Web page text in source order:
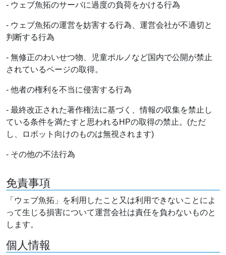
- ウェブ魚拓のサーバに過度の負荷をかける行為
- ウェブ魚拓の運営を妨害する行為、運営会社が不適切と
判断する行為
- 無修正のわいせつ物、児童ポルノなど国内で公開が禁止
されているページの取得。
- 他者の権利を不当に侵害する行為
- 最終改正された著作権法に基づく、情報の収集を禁止し
ている条件を満たすと思われるHPの取得の禁止。(ただ
し、ロボット向けのものは無視されます)
- その他の不法行為
免責事項
「ウェブ魚拓」を利用したこと又は利用できないことによ
って生じる損害について運営会社は責任を負わないものと
します。
個人情報